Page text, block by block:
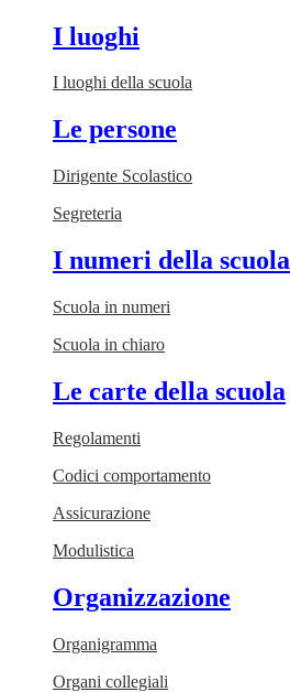
I luoghi
I luoghi della scuola
Le persone
Dirigente Scolastico
Segreteria
I numeri della scuola
Scuola in numeri
Scuola in chiaro
Le carte della scuola
Regolamenti
Codici comportamento
Assicurazione
Modulistica
Organizzazione
Organigramma
Organi collegiali